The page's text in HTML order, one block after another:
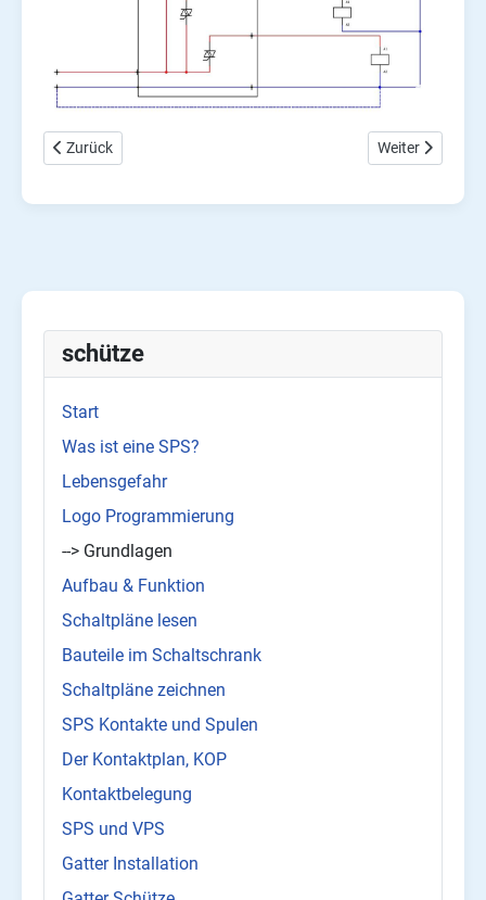
schütze
Start
Was ist eine SPS?
Lebensgefahr
Logo Programmierung
--> Grundlagen
Aufbau & Funktion
Schaltpläne lesen
Bauteile im Schaltschrank
Schaltpläne zeichnen
SPS Kontakte und Spulen
Der Kontaktplan, KOP
Kontaktbelegung
SPS und VPS
Gatter Installation
Vorheriger Beitrag: GX works 2, RTC Wochenschaltuhr mit
Zurück Nächster
Weiter